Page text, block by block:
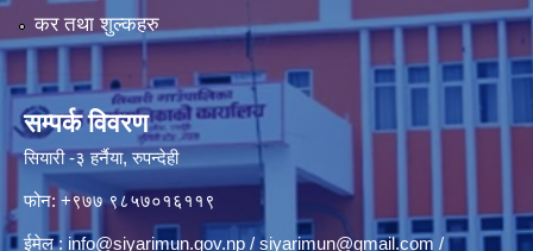
कर तथा शुल्कहरु
सम्पर्क विवरण
सियारी -३ हर्नैया, रुपन्देही
फोन: +९७७ ९८५७०१६११९
ईमेल : info@siyarimun.gov.np / siyarimun@gmail.com /